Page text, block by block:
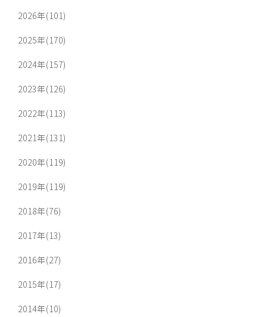
2026年(101)
2025年(170)
2024年(157)
2023年(126)
2022年(113)
2021年(131)
2020年(119)
2019年(119)
2018年(76)
2017年(13)
2016年(27)
2015年(17)
2014年(10)